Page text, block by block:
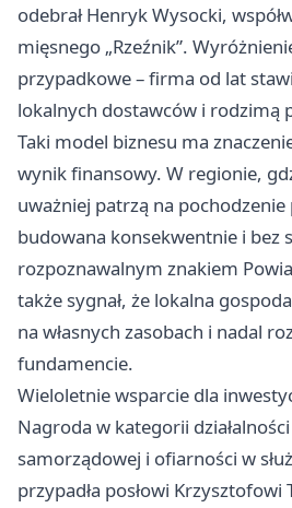
odebrał Henryk Wysocki,
mięsnego „Rzeźnik”.
przypadkowe – firma od lat
lokalnych dostawców i rodzimą
Taki model biznesu ma
wynik finansowy. W regionie,
uważniej patrzą na
budowana konsekwentnie i bez
rozpoznawalnym znakiem
także sygnał, że lokalna
na własnych zasobach i nadal
fundamencie.
Wieloletnie wsparcie dla
Nagroda w kategorii działalności
samorządowej i ofiarności w
przypadła posłowi